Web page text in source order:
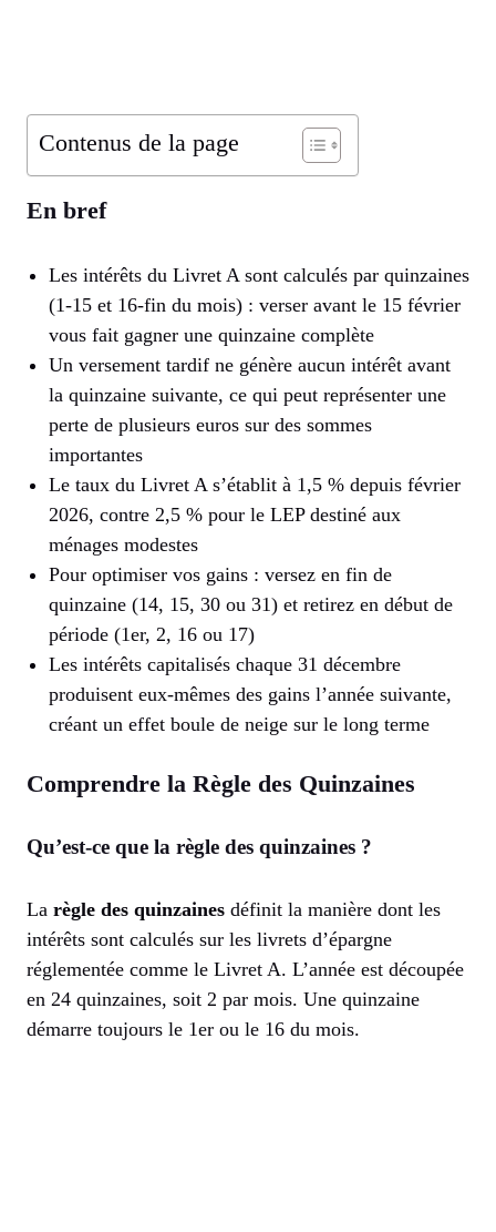
Contenus de la page
En bref
Les intérêts du Livret A sont calculés par quinzaines
(1-15 et 16-fin du mois) : verser avant le 15 février
vous fait gagner une quinzaine complète
Un versement tardif ne génère aucun intérêt avant
la quinzaine suivante, ce qui peut représenter une
perte de plusieurs euros sur des sommes
importantes
Le taux du Livret A s’établit à 1,5 % depuis février
2026, contre 2,5 % pour le LEP destiné aux
ménages modestes
Pour optimiser vos gains : versez en fin de
quinzaine (14, 15, 30 ou 31) et retirez en début de
période (1er, 2, 16 ou 17)
Les intérêts capitalisés chaque 31 décembre
produisent eux-mêmes des gains l’année suivante,
créant un effet boule de neige sur le long terme
Comprendre la Règle des Quinzaines
Qu’est-ce que la règle des quinzaines ?
La règle des quinzaines définit la manière dont les
intérêts sont calculés sur les livrets d’épargne
réglementée comme le Livret A. L’année est découpée
en 24 quinzaines, soit 2 par mois. Une quinzaine
démarre toujours le 1er ou le 16 du mois.